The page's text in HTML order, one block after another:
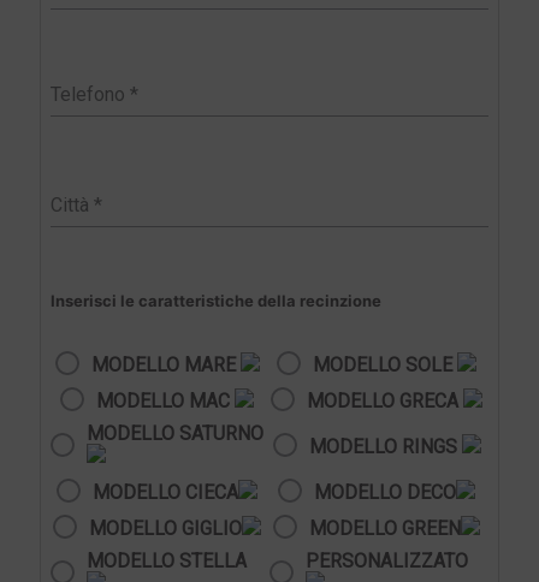
Inserisci le caratteristiche della recinzione
MODELLO MARE
MODELLO SOLE
MODELLO MAC
MODELLO GRECA
MODELLO SATURNO
MODELLO RINGS
MODELLO CIECA
MODELLO DECO
MODELLO GIGLIO
MODELLO GREEN
MODELLO STELLA
PERSONALIZZATO